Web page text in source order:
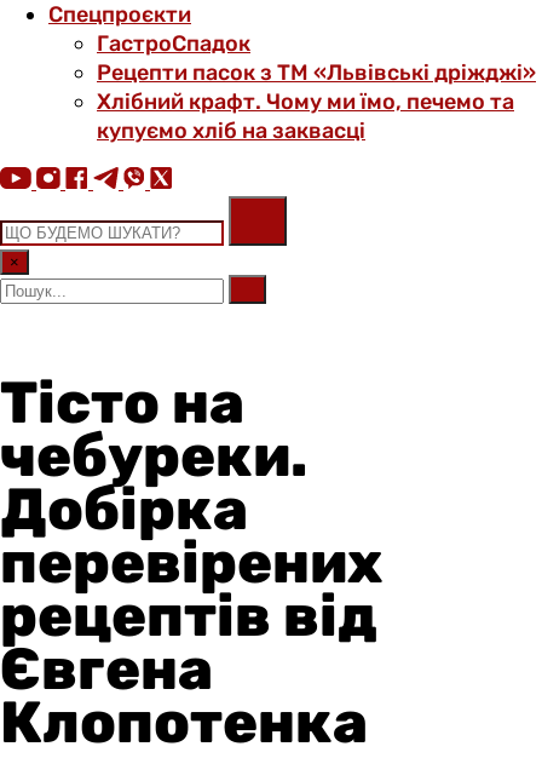
Спецпроєкти
ГастроСпадок
Рецепти пасок з ТМ «Львівські дріжджі»
Хлібний крафт. Чому ми їмо, печемо та
купуємо хліб на заквасці
×
Тісто на
чебуреки.
Добірка
перевірених
рецептів від
Євгена
Клопотенка